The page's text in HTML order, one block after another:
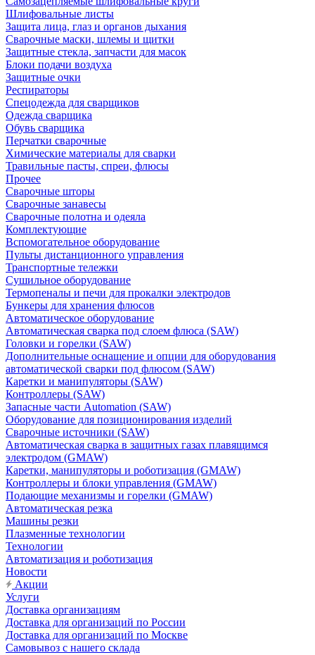
Шлифовальные листы
Защита лица, глаз и органов дыхания
Сварочные маски, шлемы и щитки
Защитные стекла, запчасти для масок
Блоки подачи воздуха
Защитные очки
Респираторы
Спецодежда для сварщиков
Одежда сварщика
Обувь сварщика
Перчатки сварочные
Химические материалы для сварки
Травильные пасты, спреи, флюсы
Прочее
Сварочные шторы
Сварочные занавесы
Сварочные полотна и одеяла
Комплектующие
Вспомогательное оборудование
Пульты дистанционного управления
Транспортные тележки
Сушильное оборудование
Термопеналы и печи для прокалки электродов
Бункеры для хранения флюсов
Автоматическое оборудование
Автоматическая сварка под слоем флюса (SAW)
Головки и горелки (SAW)
Дополнительные оснащение и опции для оборудования
автоматической сварки под флюсом (SAW)
Каретки и манипуляторы (SAW)
Контроллеры (SAW)
Запасные части Automation (SAW)
Оборудование для позиционирования изделий
Сварочные источники (SAW)
Автоматическая сварка в защитных газах плавящимся
электродом (GMAW)
Каретки, манипуляторы и роботизация (GMAW)
Контроллеры и блоки управления (GMAW)
Подающие механизмы и горелки (GMAW)
Автоматическая резка
Машины резки
Плазменные технологии
Технологии
Автоматизация и роботизация
Новости
Акции
Услуги
Доставка организациям
Доставка для организаций по России
Доставка для организаций по Москве
Самовывоз с нашего склада